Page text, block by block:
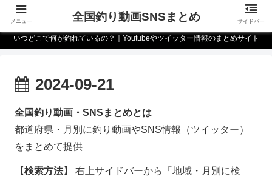
いつどこで何が釣れているの？｜Youtubeやツイッター情報のまとめサイト
2024-09-21
全国釣り動画・SNSまとめとは
都道府県・月別に釣り動画やSNS情報（ツイッター）
をまとめて提供
【検索方法】
右上サイドバーから「地域・月別に検
メニュー 全国釣り動画SNSまとめ サイドバー